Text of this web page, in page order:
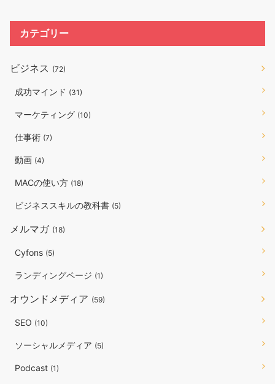
カテゴリー
ビジネス (72)
成功マインド (31)
マーケティング (10)
仕事術 (7)
動画 (4)
MACの使い方 (18)
ビジネススキルの教科書 (5)
メルマガ (18)
Cyfons (5)
ランディングページ (1)
オウンドメディア (59)
SEO (10)
ソーシャルメディア (5)
Podcast (1)